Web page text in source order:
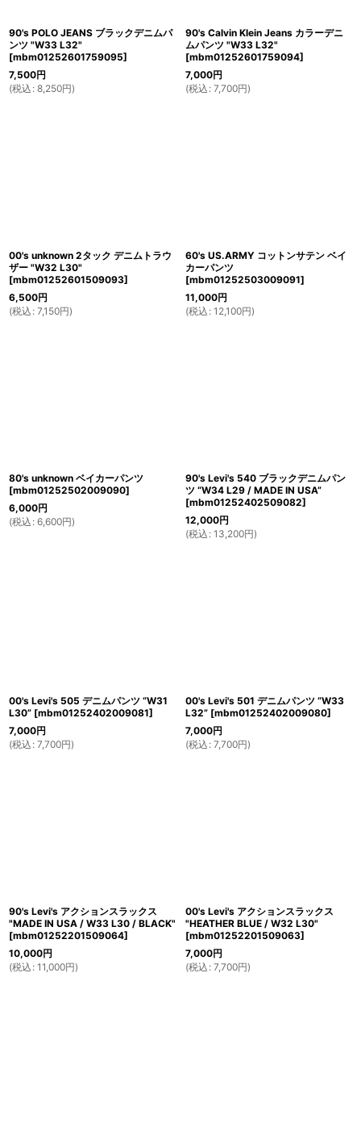
90's POLO JEANS ブラックデニムパ
ンツ "W33 L32"
[mbm01252601759095]
7,500円
(税込 : 8,250円)
90's Calvin Klein Jeans カラーデニ
ムパンツ "W33 L32"
[mbm01252601759094]
7,000円
(税込 : 7,700円)
00's unknown 2タック デニムトラウ
ザー "W32 L30"
[mbm01252601509093]
6,500円
(税込 : 7,150円)
60's US.ARMY コットンサテン ベイ
カーパンツ
[mbm01252503009091]
11,000円
(税込 : 12,100円)
80's unknown ベイカーパンツ
[mbm01252502009090]
6,000円
(税込 : 6,600円)
90's Levi's 540 ブラックデニムパン
ツ “W34 L29 / MADE IN USA”
[mbm01252402509082]
12,000円
(税込 : 13,200円)
00's Levi's 505 デニムパンツ “W31
L30” [mbm01252402009081]
7,000円
(税込 : 7,700円)
00's Levi's 501 デニムパンツ “W33
L32” [mbm01252402009080]
7,000円
(税込 : 7,700円)
90's Levi's アクションスラックス
"MADE IN USA / W33 L30 / BLACK"
[mbm01252201509064]
10,000円
(税込 : 11,000円)
00's Levi's アクションスラックス
"HEATHER BLUE / W32 L30"
[mbm01252201509063]
7,000円
(税込 : 7,700円)